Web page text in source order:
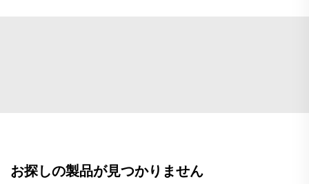
お探しの製品が見つかりません